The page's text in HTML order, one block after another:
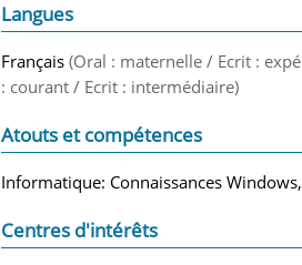
Langues
Français (Oral : maternelle / Ecrit :
: courant / Ecrit : intermédiaire)
Atouts et compétences
Informatique: Connaissances
Centres d'intérêts